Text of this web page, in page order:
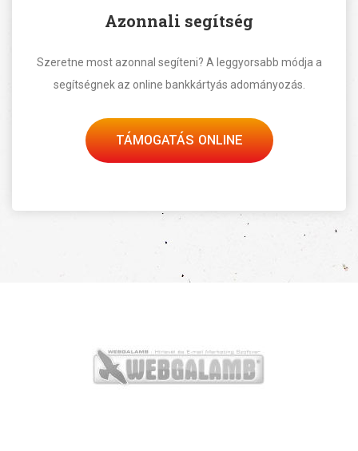
Azonnali segítség
Szeretne most azonnal segíteni? A leggyorsabb módja a
segítségnek az online bankkártyás adományozás.
TÁMOGATÁS ONLINE